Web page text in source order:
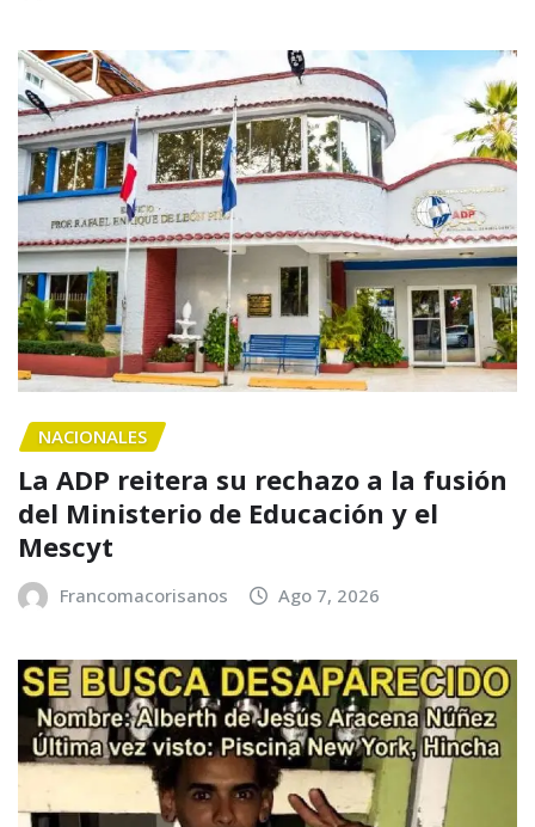
NACIONALES
La ADP reitera su rechazo a la fusión
del Ministerio de Educación y el
Mescyt
Francomacorisanos Ago 7, 2026